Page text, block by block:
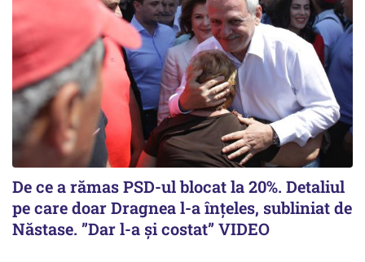
De ce a rămas PSD-ul blocat la 20%. Detaliul
pe care doar Dragnea l-a înțeles, subliniat de
Năstase. ”Dar l-a și costat” VIDEO